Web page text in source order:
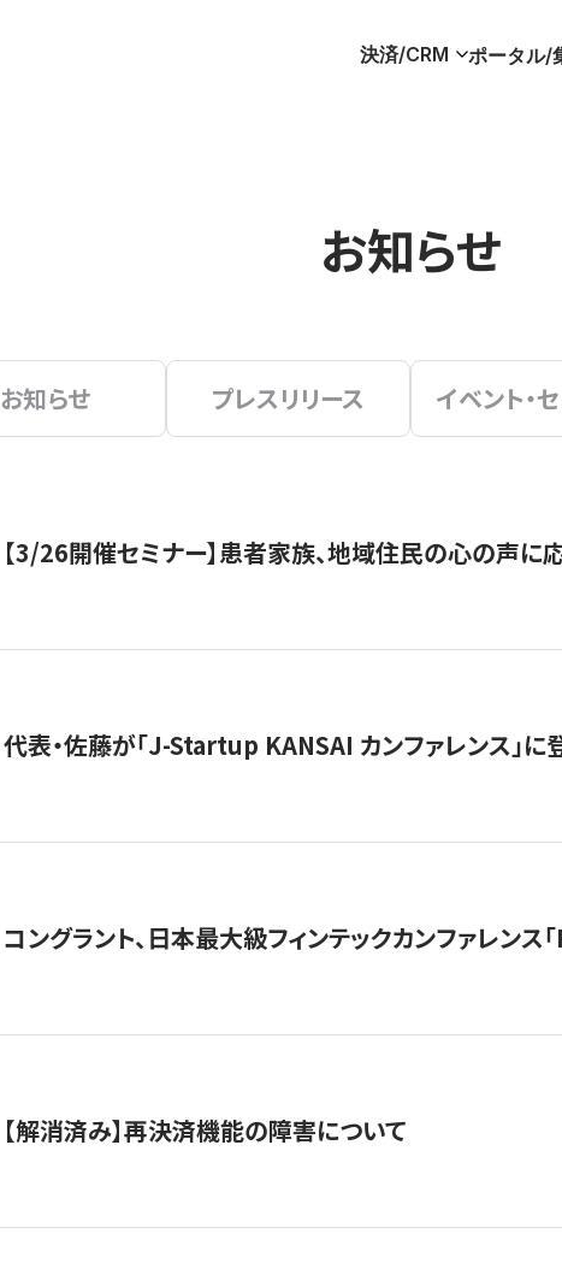
決済/CRM ポータル/
お知らせ
お知らせ プレスリリース イベント・
【3/26開催セミナー】患者家族、地域住民の心の声
代表・佐藤が「J-Startup KANSAI カンファレンス」に
コングラント、日本最大級フィンテックカンファレン
【解消済み】再決済機能の障害について